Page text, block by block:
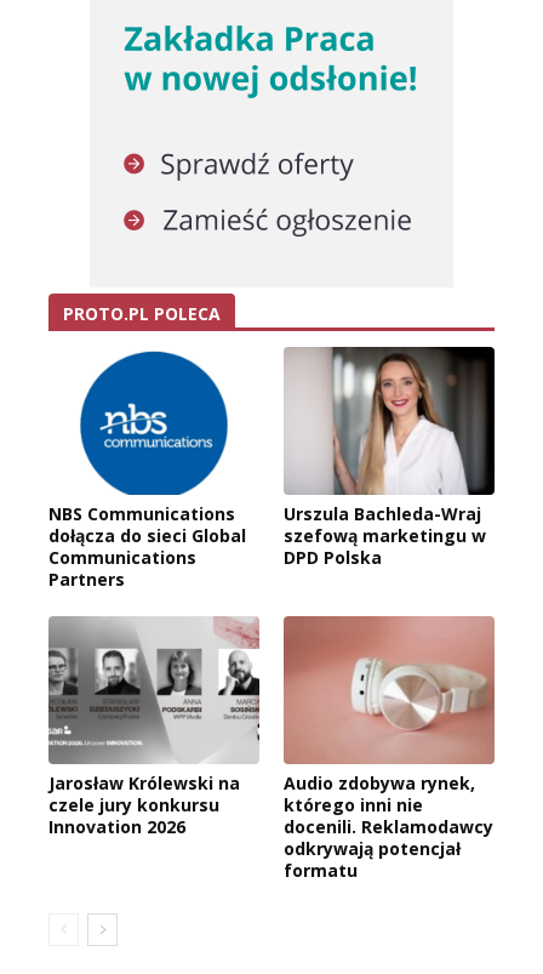
PROTO.PL POLECA
NBS Communications
dołącza do sieci Global
Communications
Partners
Urszula Bachleda-Wraj
szefową marketingu w
DPD Polska
Jarosław Królewski na
czele jury konkursu
Innovation 2026
Audio zdobywa rynek,
którego inni nie
docenili. Reklamodawcy
odkrywają potencjał
formatu